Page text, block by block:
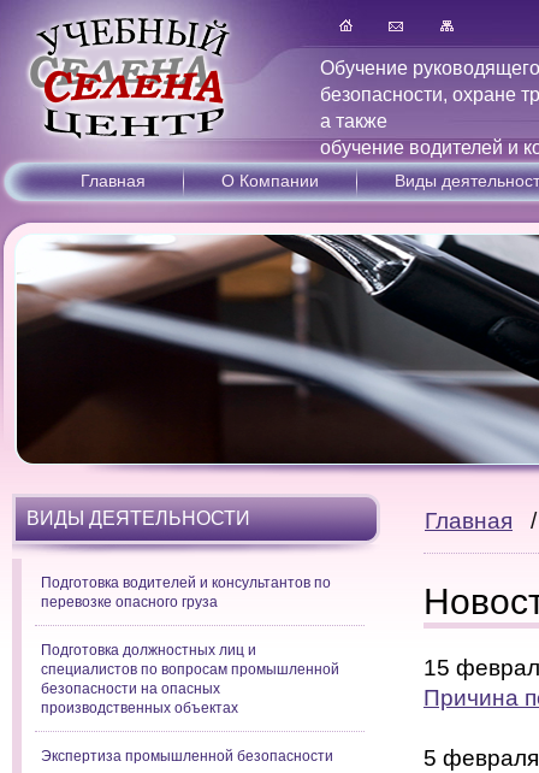
Обучение
безопасности, охране
а также
обучение водителей и
Главная О Компании Виды
ВИДЫ ДЕЯТЕЛЬНОСТИ
Подготовка водителей и консультантов по
перевозке опасного груза
Подготовка должностных лиц и
специалистов по вопросам промышленной
безопасности на опасных
производственных объектах
Экспертиза промышленной безопасности
Главная /
15
Причина
5